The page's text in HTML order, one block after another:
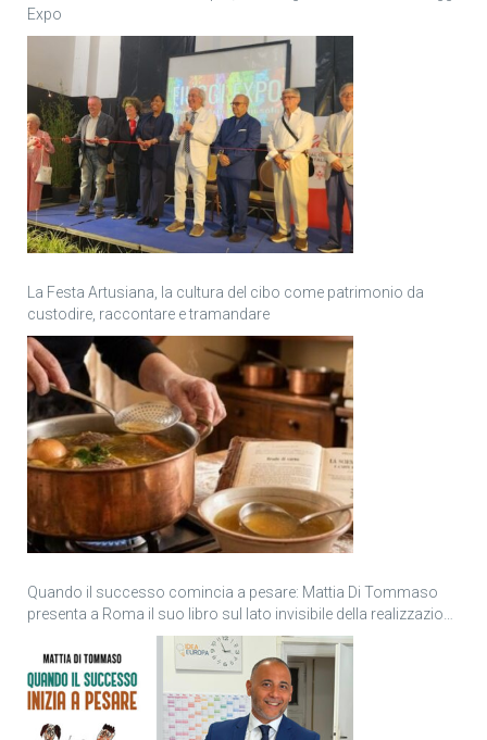
Expo
La Festa Artusiana, la cultura del cibo come patrimonio da
custodire, raccontare e tramandare
Quando il successo comincia a pesare: Mattia Di Tommaso
presenta a Roma il suo libro sul lato invisibile della realizzazione